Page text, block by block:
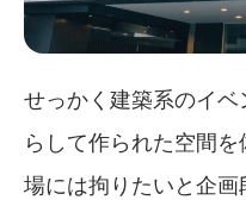
せっかく建築系のイ
らして作られた空間
場には拘りたいと企画